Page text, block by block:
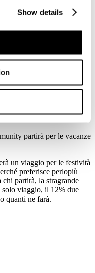
Show details
European hotel
ad hoc che
presso l’hotel ME
partirà per le vacanze
un viaggio per le festività
preferisce perlopiù
partirà, la stragrande
solo viaggio, il 12% due
quanti ne farà.